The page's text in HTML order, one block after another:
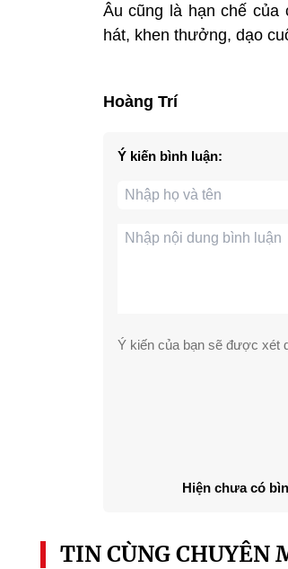
Âu cũng là hạn chế
hát, khen thưởng, dạo
Hoàng Trí
Ý kiến bình luận:
Ý kiến của bạn sẽ được xét
Hiện chưa có
TIN CÙNG CHUYÊN